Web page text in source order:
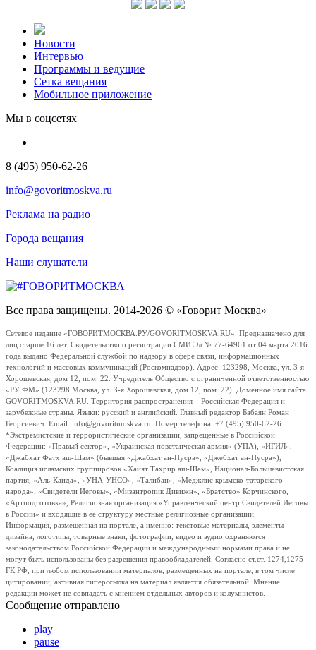
Новости
Интервью
Программы и ведущие
Сетка вещания
Мобильное приложение
Мы в соцсетях
8 (495) 950-62-26
info@govoritmoskva.ru
Реклама на радио
Города вещания
Наши слушатели
Все права защищены. 2014-2026 © «Говорит Москва»
Сетевое издание «ГОВОРИТМОСКВА.РУ/GOVORITMOSKVA.RU». Предназначено для
лиц старше 16 лет. Свидетельство о регистрации СМИ Эл № 77-64961 от 04 марта 2016
года выдано Федеральной службой по надзору в сфере связи, информационных
технологий и массовых коммуникаций (Роскомнадзор). Адрес: 123298, Москва, ул. 3-я
Хорошевская, дом 12, пом. 22. Учредитель Общество с ограниченной ответственностью
«РУ ФМ» (123298 Москва, ул. 3-я Хорошевская, дом 12, пом. 22). Доменное имя сайта
GOVORITMOSKVA.RU. Территория распространения – Российская Федерация и
зарубежные страны. Языки: русский и английский. Главный редактор Бабаян Роман
Георгиевич. Email: info@govoritmoskva.ru. Номер телефона: +7 (495) 950-62-26
*Экстремистские и террористические организации, запрещенные в Российской
Федерации: «Правый сектор», «Украинская повстанческая армия» (УПА), «ИГИЛ»,
«Джабхат Фатх аш-Шам» (бывшая «Джабхат ан-Нусра», «Джебхат ан-Нусра»),
Коалиция исламских группировок «Хайят Тахрир аш-Шам», Национал-Большевистская
партия, «Аль-Каида», «УНА-УНСО», «Талибан», «Меджлис крымско-татарского
народа», «Свидетели Иеговы», «Мизантропик Дивижн», «Братство» Корчинского,
«Артподготовка», Религиозная организация «Управленческий центр Свидетелей Иеговы
в России» и входящие в ее структуру местные религиозные организации.
Информация, размещенная на портале, а именно: текстовые материалы, элементы
дизайна, логотипы, товарные знаки, фотографии, видео и аудио охраняются
законодательством Российской Федерации и международными нормами права и не
могут быть использованы без разрешения правообладателей. Согласно ст.ст. 1274,1275
ГК РФ, при любом использовании материалов, размещенных на портале, в том числе
цитировании, активная гиперссылка на материал является обязательной. Мнение
редакции может не совпадать с мнением отдельных авторов и колумнистов.
Сообщение отправлено
play
pause